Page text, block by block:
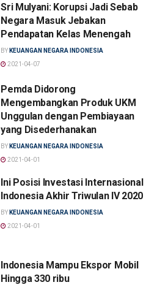
Sri Mulyani: Korupsi Jadi Sebab
Negara Masuk Jebakan
Pendapatan Kelas Menengah
BY KEUANGAN NEGARA INDONESIA
2021-04-07
Pemda Didorong
Mengembangkan Produk UKM
Unggulan dengan Pembiayaan
yang Disederhanakan
BY KEUANGAN NEGARA INDONESIA
2021-04-01
Ini Posisi Investasi Internasional
Indonesia Akhir Triwulan IV 2020
BY KEUANGAN NEGARA INDONESIA
2021-04-01
Indonesia Mampu Ekspor Mobil
Hingga 330 ribu